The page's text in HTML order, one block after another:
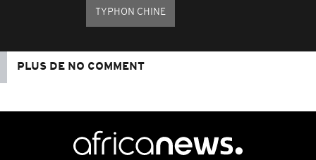
TYPHON CHINE
PLUS DE NO COMMENT